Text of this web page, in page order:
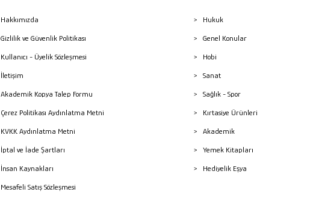
Hakkımızda
Gizlilik ve Güvenlik Politikası
Kullanıcı - Üyelik Sözleşmesi
İletişim
Akademik Kopya Talep Formu
Çerez Politikası Aydınlatma Metni
KVKK Aydınlatma Metni
İptal ve İade Şartları
İnsan Kaynakları
Mesafeli Satış Sözleşmesi
Hukuk
Genel Konular
Hobi
Sanat
Sağlık - Spor
Kırtasiye Ürünleri
Akademik
Yemek Kitapları
Hediyelik Eşya